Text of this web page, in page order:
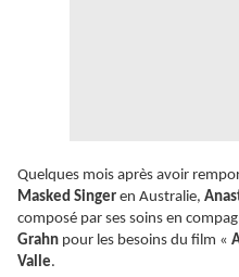
Quelques mois après avoir
Masked Singer en Australie,
composé par ses soins en
Grahn pour les besoins du film «
Valle.